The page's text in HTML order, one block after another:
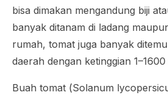
bisa dimakan mengandung biji
banyak ditanam di ladang
rumah, tomat juga banyak
daerah dengan ketinggian 1–1600
Buah tomat (Solanum